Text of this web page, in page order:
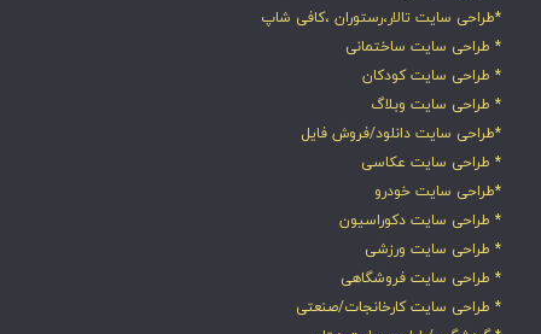
*طراحی سایت تالار،رستوران ،کافی شاپ
* طراحی سایت ساختمانی
* طراحی سایت کودکان
* طراحی سایت وبلاگ
*طراحی سایت دانلود/فروش فایل
* طراحی سایت عکاسی
*طراحی سایت خودرو
* طراحی سایت دکوراسیون
* طراحی سایت ورزشی
* طراحی سایت فروشگاهی
* طراحی سایت کارخانجات/صنعتی